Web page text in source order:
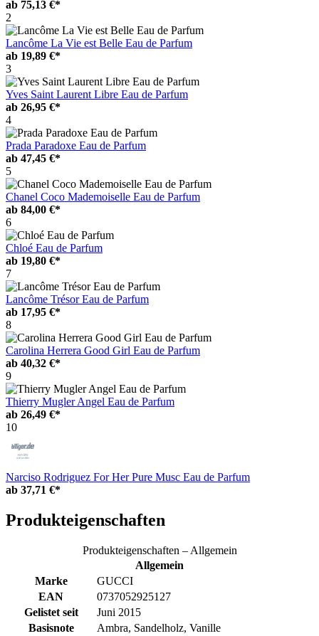
ab 75,13 €*
2
Lancôme La Vie est Belle Eau de Parfum
ab 19,89 €*
3
Yves Saint Laurent Libre Eau de Parfum
ab 26,95 €*
4
Prada Paradoxe Eau de Parfum
ab 47,45 €*
5
Chanel Coco Mademoiselle Eau de Parfum
ab 84,00 €*
6
Chloé Eau de Parfum
ab 19,80 €*
7
Lancôme Trésor Eau de Parfum
ab 17,95 €*
8
Carolina Herrera Good Girl Eau de Parfum
ab 40,32 €*
9
Thierry Mugler Angel Eau de Parfum
ab 26,49 €*
10
Narciso Rodriguez For Her Pure Musc Eau de Parfum
ab 37,71 €*
Produkteigenschaften
Produkteigenschaften – Allgemein
Allgemein
Marke
GUCCI
EAN
0737052925127
Gelistet seit
Juni 2015
Basisnote
Ambra, Sandelholz, Vanille